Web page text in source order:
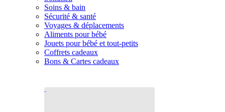
Soins & bain
Sécurité & santé
Voyages & déplacements
Aliments pour bébé
Jouets pour bébé et tout-petits
Coffrets cadeaux
Bons & Cartes cadeaux